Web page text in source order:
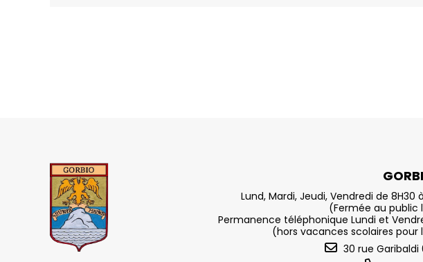
Lund, Mardi, Jeudi, Vendredi de 8H30
(Fermée au public
Permanence téléphonique Lundi et
(hors vacances scolaires
30 rue Garibaldi